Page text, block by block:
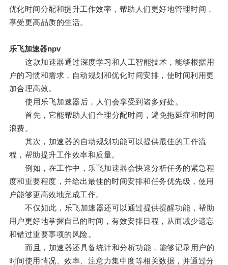
优化时间分配和提升工作效率，帮助人们更好地管理时间，
享受更高品质的生活。
乐飞加速器npv
这款加速器通过深度学习和人工智能技术，能够根据用
户的习惯和需求，自动规划和优化时间安排，使时间利用更
加合理高效。
使用乐飞加速器后，人们会享受到诸多好处。
首先，它能帮助人们合理分配时间，避免拖延症和时间
浪费。
其次，加速器的自动规划功能可以提供最佳的工作流
程，帮助提升工作效率和质量。
例如，在工作中，乐飞加速器会快速分析任务的紧急程
度和重要程度，并给出最佳的时间安排和任务优先级，使用
户能够更高效地完成工作。
不仅如此，乐飞加速器还可以通过提供提醒功能，帮助
用户更好地掌握自己的时间，有效安排日程，从而减少遗忘
和错过重要事项的风险。
而且，加速器还具备统计和分析功能，能够记录用户的
时间使用情况、效率、注意力集中度等相关数据，并通过分